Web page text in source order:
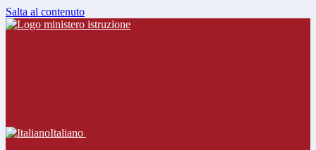
Salta al contenuto
Italiano